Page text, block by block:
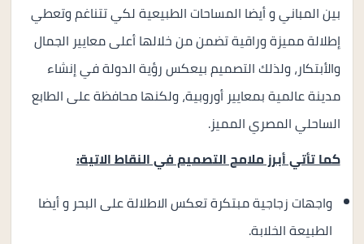
بين المباني و أيضا المساحات الطبيعية لكي تتناغم وتعطي
إطلالة مميزة وراقية تضمن من خلالها أعلى معايير الجمال
والأبتكار، ولذلك التصميم بيعكس رؤية الدولة في إنشاء
مدينة عالمية بمعايير أوروبية، ولكنها محافظة على الطابع
الساحلي المصري المميز.
كما تأتي أبرز ملامح التصميم في النقاط الاتية:
واجهات زجاجية مبتكرة تعكس الاطلالة على البحر و أيضا
الطبيعة الخلابة.